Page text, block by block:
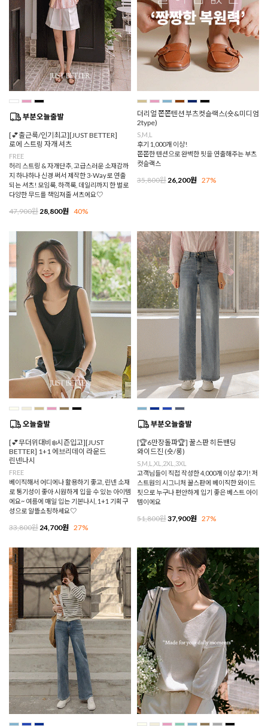
[💕출근룩/인기최고][JUST BETTER]
로에 스트링 자개 셔츠
FREE
허리 스트링 & 자개단추, 고급스러운 소재감까
지 하나하나 신경 써서 제작한 3-Way로 연출
되는 셔츠! 모임룩, 하객룩, 데일리까지 한 벌로
다양한 무드를 책임져줄 셔츠에요♡
47,900원 28,800원 40%
더리얼 쫀쫀텐션 부츠컷슬랙스(숏&미디엄
2type)
S,M,L
후기 1,000개 이상!
쫀쫀한 텐션으로 완벽한 핏을 연출해주는 부츠
컷슬랙스
35,800원 26,200원 27%
[💕무더위대비❄️시즌입고][JUST
BETTER] 1+1 에브리데이 라운드
린넨나시
FREE
베이직해서 어디에나 활용하기 좋고, 린넨 소재
로 통기성이 좋아 시원하게 입을 수 있는 아이템
에요~ 여름에 매일 입는 기본나시, 1+1 기획구
성으로 알뜰쇼핑하세요♡
33,800원 24,700원 27%
[🏆6만장돌파🏆] 꿀스판 히든밴딩
와이드진 (숏/롱)
S,M,L,XL,2XL,3XL
고객님들이 직접 작성한 4,000개 이상 후기! 저
스트원의 시그니처 꿀스판에 베이직한 와이드
핏으로 누구나 편안하게 입기 좋은 베스트 아이
템이에요
51,800원37,900원 27%